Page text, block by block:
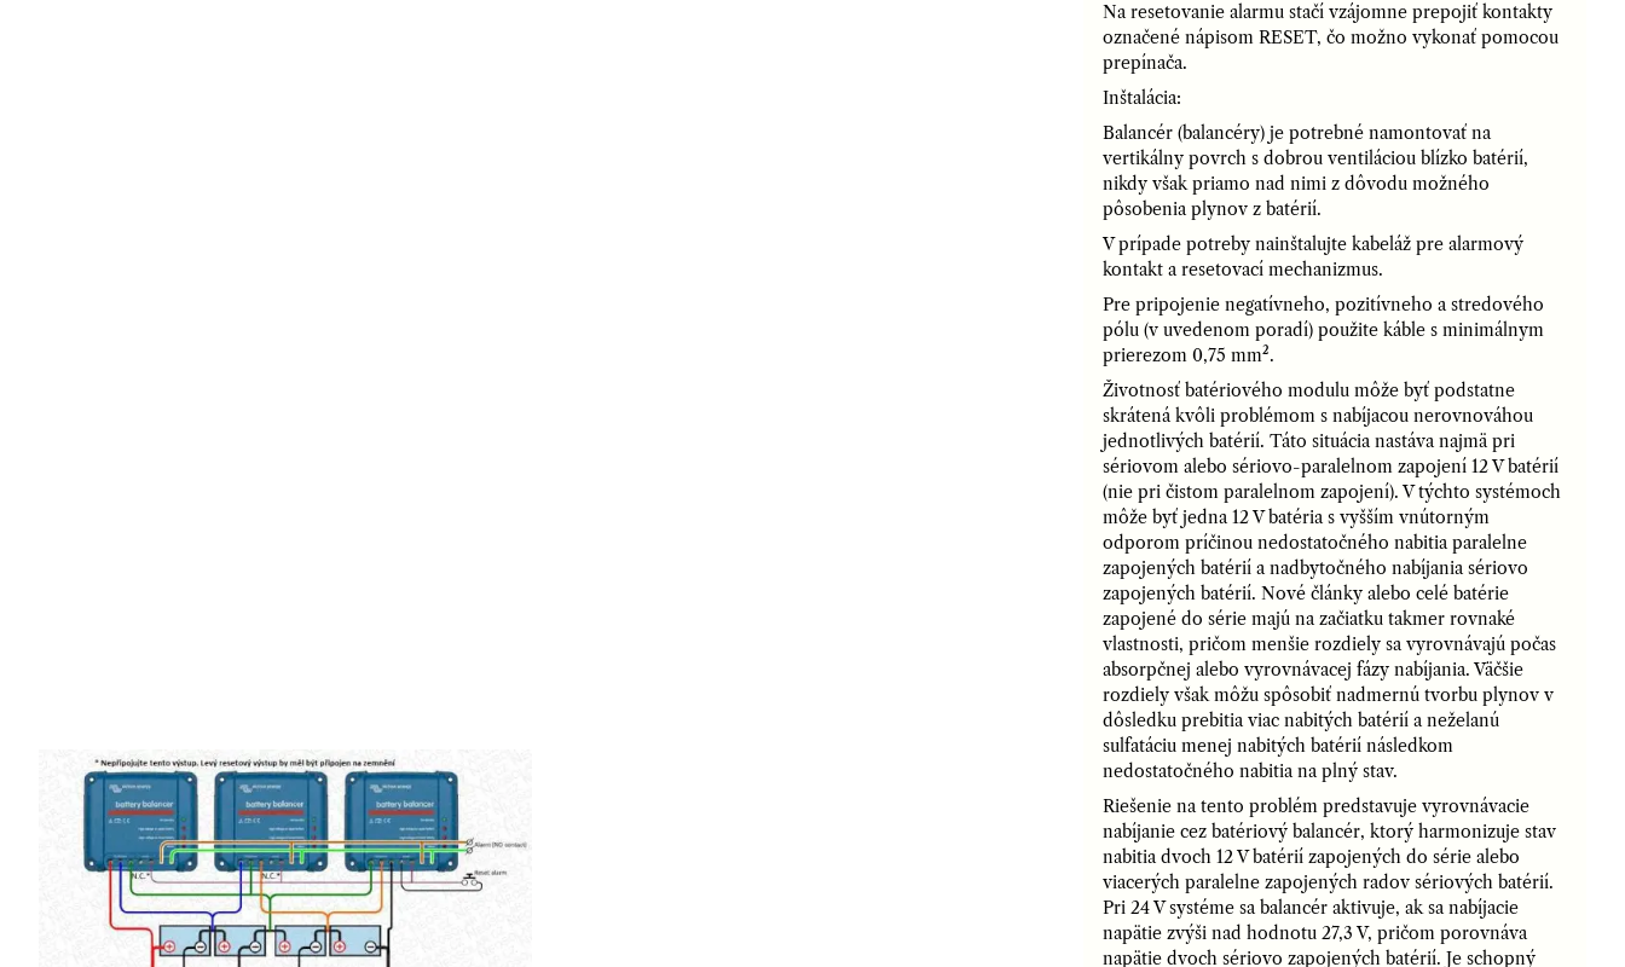
Na resetovanie alarmu stačí vzájomne prepojiť kontakty
označené nápisom RESET, čo možno vykonať pomocou
prepínača.
Inštalácia:
Balancér (balancéry) je potrebné namontovať na
vertikálny povrch s dobrou ventiláciou blízko batérií,
nikdy však priamo nad nimi z dôvodu možného
pôsobenia plynov z batérií.
V prípade potreby nainštalujte kabeláž pre alarmový
kontakt a resetovací mechanizmus.
Pre pripojenie negatívneho, pozitívneho a stredového
pólu (v uvedenom poradí) použite káble s minimálnym
prierezom 0,75 mm².
Životnosť batériového modulu môže byť podstatne
skrátená kvôli problémom s nabíjacou nerovnováhou
jednotlivých batérií. Táto situácia nastáva najmä pri
sériovom alebo sériovo-paralelnom zapojení 12 V batérií
(nie pri čistom paralelnom zapojení). V týchto systémoch
môže byť jedna 12 V batéria s vyšším vnútorným
odporom príčinou nedostatočného nabitia paralelne
zapojených batérií a nadbytočného nabíjania sériovo
zapojených batérií. Nové články alebo celé batérie
zapojené do série majú na začiatku takmer rovnaké
vlastnosti, pričom menšie rozdiely sa vyrovnávajú počas
absorpčnej alebo vyrovnávacej fázy nabíjania. Väčšie
rozdiely však môžu spôsobiť nadmernú tvorbu plynov v
dôsledku prebitia viac nabitých batérií a neželanú
sulfatáciu menej nabitých batérií následkom
nedostatočného nabitia na plný stav.
Riešenie na tento problém predstavuje vyrovnávacie
nabíjanie cez batériový balancér, ktorý harmonizuje stav
nabitia dvoch 12 V batérií zapojených do série alebo
viacerých paralelne zapojených radov sériových batérií.
Pri 24 V systéme sa balancér aktivuje, ak sa nabíjacie
napätie zvýši nad hodnotu 27,3 V, pričom porovnáva
napätie dvoch sériovo zapojených batérií. Je schopný